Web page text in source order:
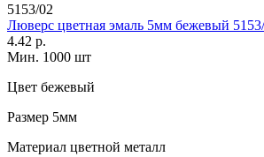
5153/02
Люверс цветная эмаль 5мм бежевый
4.42 р.
Мин. 1000 шт
Цвет бежевый
Размер 5мм
Материал цветной металл